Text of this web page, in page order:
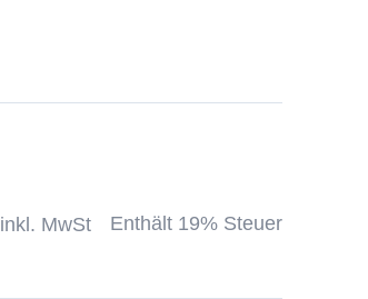
inkl. MwSt
Enthält 19% Steuer